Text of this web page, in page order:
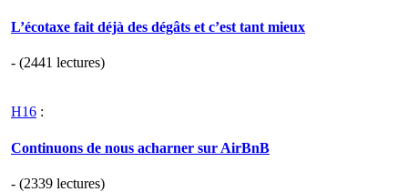
L’écotaxe fait déjà des dégâts et c’est tant mieux
- (2441 lectures)
H16 :
Continuons de nous acharner sur AirBnB
- (2339 lectures)